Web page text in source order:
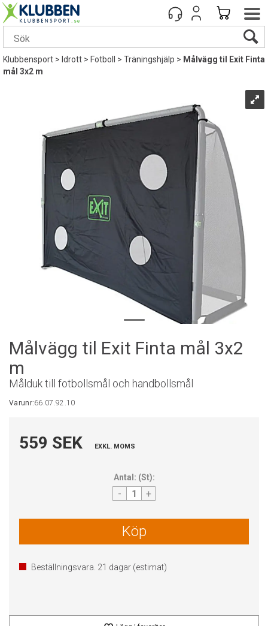
Klubbensport> Idrott>Fotboll >Träningshjälp> Målvägg til Exit Finta
mål 3x2 m
Målvägg til Exit Finta mål 3x2
m
Målduk till fotbollsmål och handbollsmål
Varunr:66.07.92.10
559 SEK EXKL. MOMS
Antal: (St):
- +
Köp
Beställningsvara. 21 dagar (estimat)